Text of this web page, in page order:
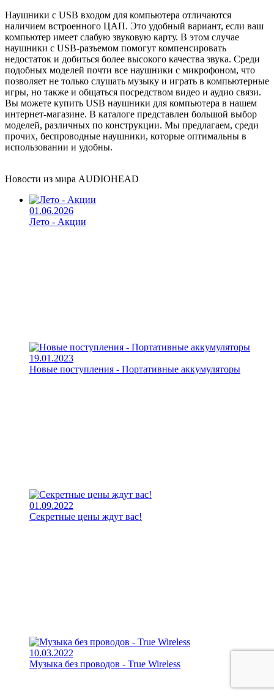
Наушники с USB входом для компьютера отличаются
наличием встроенного ЦАП. Это удобный вариант, если ваш
компьютер имеет слабую звуковую карту. В этом случае
наушники с USB-разъемом помогут компенсировать
недостаток и добиться более высокого качества звука. Среди
подобных моделей почти все наушники с микрофоном, что
позволяет не только слушать музыку и играть в компьютерные
игры, но также и общаться посредством видео и аудио связи.
Вы можете купить USB наушники для компьютера в нашем
интернет-магазине. В каталоге представлен большой выбор
моделей, различных по конструкции. Мы предлагаем, среди
прочих, беспроводные наушники, которые оптимальны в
использовании и удобны.
Новости из мира AUDIOHEAD
01.06.2026
Лето - Акции
19.01.2023
Новые поступления - Портативные аккумуляторы
01.09.2022
Секретные цены ждут вас!
10.03.2022
Музыка без проводов - True Wireless